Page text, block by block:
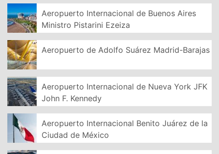
Aeropuerto Internacional de Buenos Aires
Ministro Pistarini Ezeiza
Aeropuerto de Adolfo Suárez Madrid-Barajas
Aeropuerto Internacional de Nueva York JFK
John F. Kennedy
Aeropuerto Internacional Benito Juárez de la
Ciudad de México